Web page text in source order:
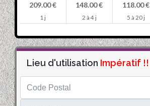
209.00 €
1 j
148.00 €
2 à 4 j
118.00 €
5 à 20 j
Lieu d'utilisation Impératif !!